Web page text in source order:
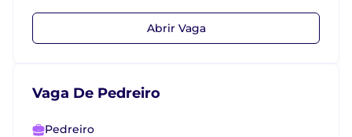
Abrir Vaga
Vaga De Pedreiro
Pedreiro